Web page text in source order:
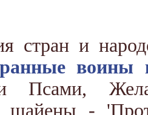
стран и
воины
Псами,
шайены -